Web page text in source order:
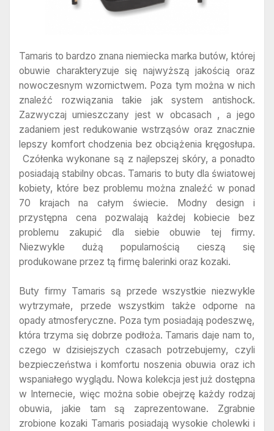
Tamaris to bardzo znana niemiecka marka butów, której
obuwie charakteryzuje się najwyższą jakością oraz
nowoczesnym wzornictwem. Poza tym można w nich
znaleźć rozwiązania takie jak system antishock.
Zazwyczaj umieszczany jest w obcasach , a jego
zadaniem jest redukowanie wstrząsów oraz znacznie
lepszy komfort chodzenia bez obciążenia kręgosłupa.
Czółenka wykonane są z najlepszej skóry, a ponadto
posiadają stabilny obcas. Tamaris to buty dla światowej
kobiety, które bez problemu można znaleźć w ponad
70 krajach na całym świecie. Modny design i
przystępna cena pozwalają każdej kobiecie bez
problemu zakupić dla siebie obuwie tej firmy.
Niezwykle dużą popularnością cieszą się
produkowane przez tą firmę balerinki oraz kozaki.
Buty firmy Tamaris są przede wszystkie niezwykle
wytrzymałe, przede wszystkim także odporne na
opady atmosferyczne. Poza tym posiadają podeszwę,
która trzyma się dobrze podłoża. Tamaris daje nam to,
czego w dzisiejszych czasach potrzebujemy, czyli
bezpieczeństwa i komfortu noszenia obuwia oraz ich
wspaniałego wyglądu. Nowa kolekcja jest już dostępna
w Internecie, więc można sobie obejrzę każdy rodzaj
obuwia, jakie tam są zaprezentowane. Zgrabnie
zrobione kozaki Tamaris posiadają wysokie cholewki i